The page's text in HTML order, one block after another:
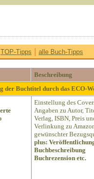
TOP-Tipps | alle Buch-Tipps
Beschreibung
der Buchtitel durch das ECO-
Einstellung des
Angaben zu Autor,
Verlag, ISBN, Preis
Verlinkung zu
gewünschter
plus:
Buchbeschreibung
Buchrezension etc.